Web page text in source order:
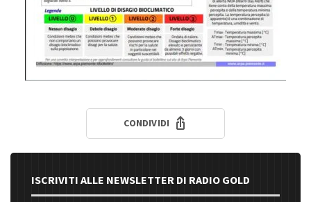
CONDIVIDI
ISCRIVITI ALLE NEWSLETTER DI RADIO GOLD